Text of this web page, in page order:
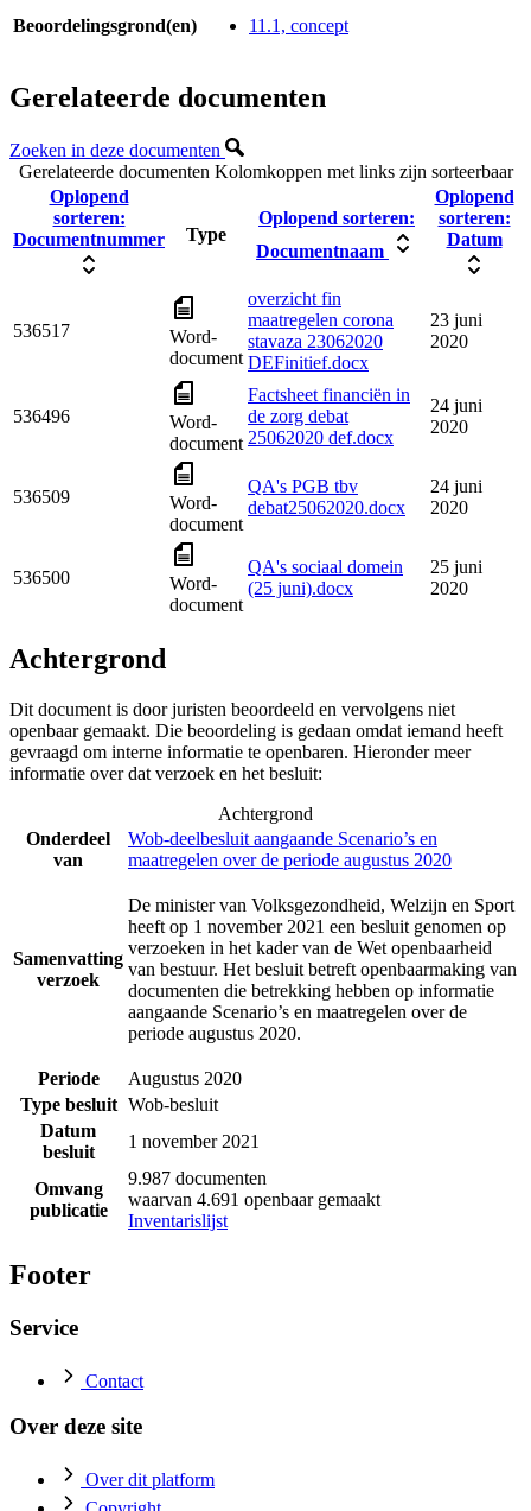
Beoordelingsgrond(en) 11.1, concept
Gerelateerde documenten
Zoeken in deze documenten
Gerelateerde documenten Kolomkoppen met links zijn sorteerbaar
Oplopend
sorteren:
Documentnummer
Type
Oplopend sorteren:
Documentnaam
Oplopend
sorteren:
Datum
536517
Word-
document
overzicht fin
maatregelen corona
stavaza 23062020
DEFinitief.docx
23 juni
2020
536496
Word-
document
Factsheet financiën in
de zorg debat
25062020 def.docx
24 juni
2020
536509
Word-
document
QA's PGB tbv
debat25062020.docx
24 juni
2020
536500
Word-
document
QA's sociaal domein
(25 juni).docx
25 juni
2020
Achtergrond
Dit document is door juristen beoordeeld en vervolgens niet
openbaar gemaakt. Die beoordeling is gedaan omdat iemand heeft
gevraagd om interne informatie te openbaren. Hieronder meer
informatie over dat verzoek en het besluit:
Achtergrond
Onderdeel
van
Wob-deelbesluit aangaande Scenario’s en
maatregelen over de periode augustus 2020
Samenvatting
verzoek
De minister van Volksgezondheid, Welzijn en Sport
heeft op 1 november 2021 een besluit genomen op
verzoeken in het kader van de Wet openbaarheid
van bestuur. Het besluit betreft openbaarmaking van
documenten die betrekking hebben op informatie
aangaande Scenario’s en maatregelen over de
periode augustus 2020.
Periode
Augustus 2020
Type besluit Wob-besluit
Datum
besluit
1 november 2021
Omvang
publicatie
9.987 documenten
waarvan 4.691 openbaar gemaakt
Inventarislijst
Footer
Service
Contact
Over deze site
Over dit platform